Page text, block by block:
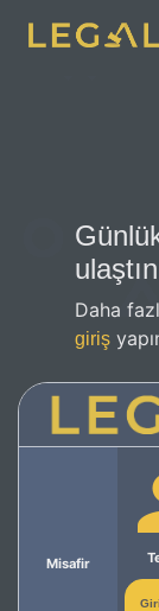
Daha
giriş
Misafir